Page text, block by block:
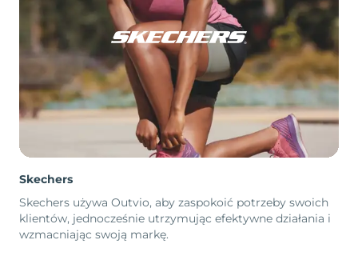
Skechers
Skechers używa Outvio, aby zaspokoić potrzeby swoich
klientów, jednocześnie utrzymując efektywne działania i
wzmacniając swoją markę.